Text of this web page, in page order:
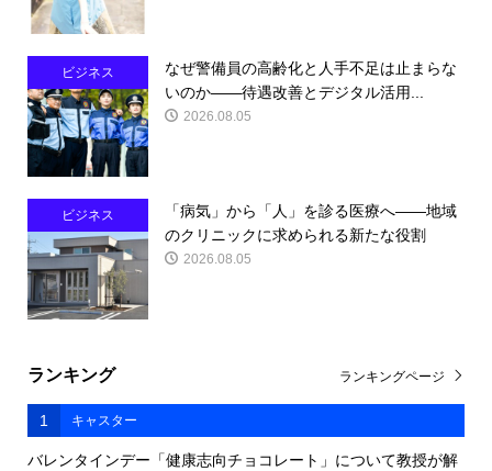
ビジネス
なぜ警備員の高齢化と人手不足は止まらな
いのか――待遇改善とデジタル活用...
2026.08.05
ビジネス
「病気」から「人」を診る医療へ――地域
のクリニックに求められる新たな役割
2026.08.05
ランキング
1 キャスター
バレンタインデー「健康志向チョコレート」について教授が解
ランキングページ